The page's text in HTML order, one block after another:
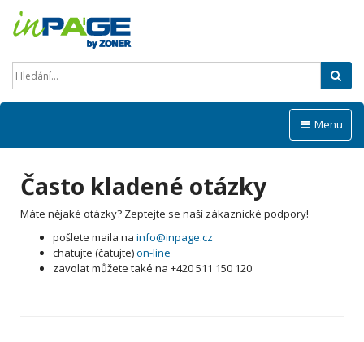
Menu
Často kladené otázky
Máte nějaké otázky? Zeptejte se naší zákaznické podpory!
pošlete maila na info@inpage.cz
chatujte (čatujte)on-line
zavolat můžete také na +420 511 150 120